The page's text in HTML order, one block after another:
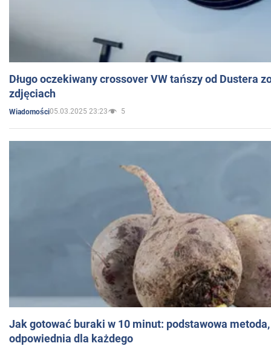
Długo oczekiwany crossover VW tańszy od Dustera
zdjęciach
Wiadomości05.03.2025 23:23 5
Jak gotować buraki w 10 minut: podstawowa
odpowiednia dla każdego